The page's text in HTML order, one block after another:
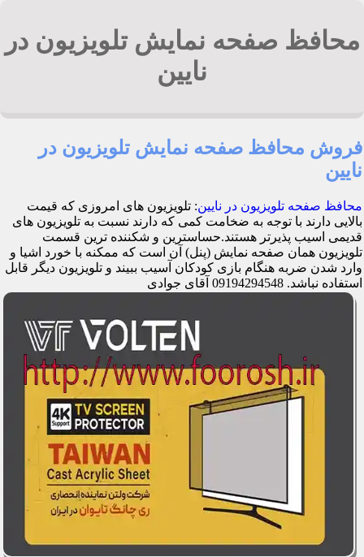
محافظ صفحه نمایش تلویزیون در
نایین
فروش محافظ صفحه نمایش تلویزیون در
نایین
محافظ صفحه تلویزیون در نایین: تلویزیون های امروزی که قیمت
بالایی دارند با توجه به ضخامت کمی که دارند نسبت به تلویزیون های
قدیمی اسیب پذیرتر هستند.حساسترین و شکننده ترین قسمت
تلویزیون همان صفحه نمایش (پنل) آن است که ممکنه با خورد اشیا و
وارد شدن ضربه هنگام بازی کودکان آسیب ببیند و تلویزیون دیگر قابل
استفاده نباشد. 09194294548 آقای جوادی